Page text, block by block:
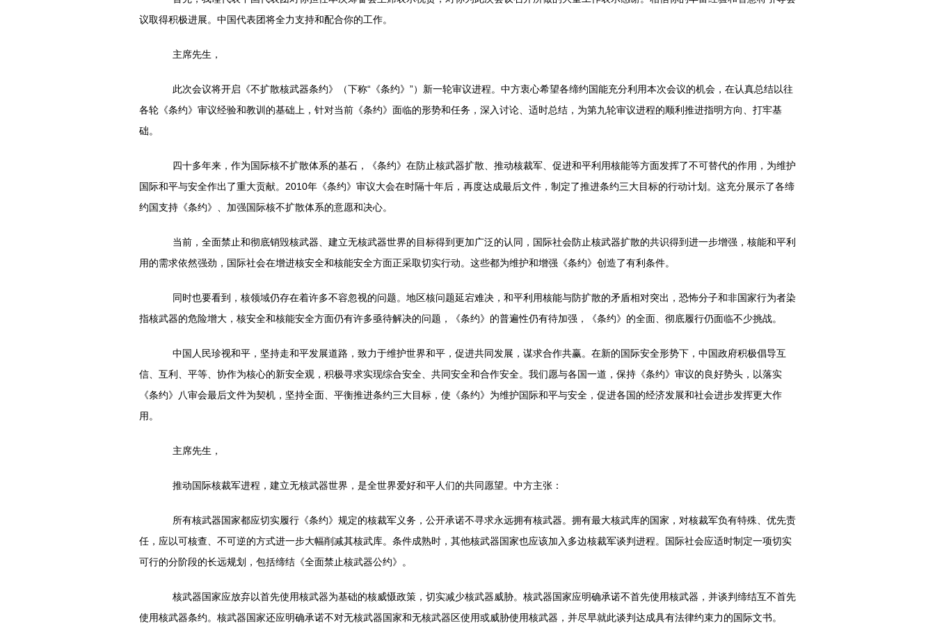
议取得积极进展。中国代表团将全力支持和配合你的工作。
主席先生，
此次会议将开启《不扩散核武器条约》（下称“《条约》”）新一轮审议进程。中方衷心希望各缔约国能充分利用本次会议的机会，在认真总结以往
各轮《条约》审议经验和教训的基础上，针对当前《条约》面临的形势和任务，深入讨论、适时总结，为第九轮审议进程的顺利推进指明方向、打牢基
础。
四十多年来，作为国际核不扩散体系的基石，《条约》在防止核武器扩散、推动核裁军、促进和平利用核能等方面发挥了不可替代的作用，为维护
国际和平与安全作出了重大贡献。2010年《条约》审议大会在时隔十年后，再度达成最后文件，制定了推进条约三大目标的行动计划。这充分展示了各缔
约国支持《条约》、加强国际核不扩散体系的意愿和决心。
当前，全面禁止和彻底销毁核武器、建立无核武器世界的目标得到更加广泛的认同，国际社会防止核武器扩散的共识得到进一步增强，核能和平利
用的需求依然强劲，国际社会在增进核安全和核能安全方面正采取切实行动。这些都为维护和增强《条约》创造了有利条件。
同时也要看到，核领域仍存在着许多不容忽视的问题。地区核问题延宕难决，和平利用核能与防扩散的矛盾相对突出，恐怖分子和非国家行为者染
指核武器的危险增大，核安全和核能安全方面仍有许多亟待解决的问题，《条约》的普遍性仍有待加强，《条约》的全面、彻底履行仍面临不少挑战。
中国人民珍视和平，坚持走和平发展道路，致力于维护世界和平，促进共同发展，谋求合作共赢。在新的国际安全形势下，中国政府积极倡导互
信、互利、平等、协作为核心的新安全观，积极寻求实现综合安全、共同安全和合作安全。我们愿与各国一道，保持《条约》审议的良好势头，以落实
《条约》八审会最后文件为契机，坚持全面、平衡推进条约三大目标，使《条约》为维护国际和平与安全，促进各国的经济发展和社会进步发挥更大作
用。
主席先生，
推动国际核裁军进程，建立无核武器世界，是全世界爱好和平人们的共同愿望。中方主张：
所有核武器国家都应切实履行《条约》规定的核裁军义务，公开承诺不寻求永远拥有核武器。拥有最大核武库的国家，对核裁军负有特殊、优先责
任，应以可核查、不可逆的方式进一步大幅削减其核武库。条件成熟时，其他核武器国家也应该加入多边核裁军谈判进程。国际社会应适时制定一项切实
可行的分阶段的长远规划，包括缔结《全面禁止核武器公约》。
核武器国家应放弃以首先使用核武器为基础的核威慑政策，切实减少核武器威胁。核武器国家应明确承诺不首先使用核武器，并谈判缔结互不首先
使用核武器条约。核武器国家还应明确承诺不对无核武器国家和无核武器区使用或威胁使用核武器，并尽早就此谈判达成具有法律约束力的国际文书。